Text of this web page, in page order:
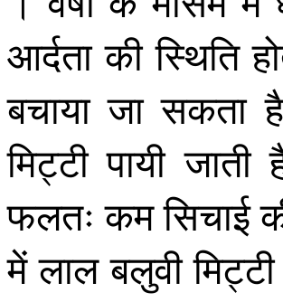
आर्दता की स्थिति
बचाया जा सकता
मिट्टी पायी
फलतः कम सिचाई
में लाल बलुवी